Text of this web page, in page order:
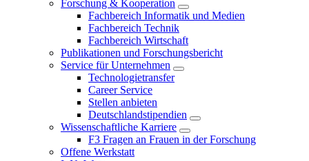
Forschung & Kooperation
Fachbereich Informatik und Medien
Fachbereich Technik
Fachbereich Wirtschaft
Publikationen und Forschungsbericht
Service für Unternehmen
Technologietransfer
Career Service
Stellen anbieten
Deutschlandstipendien
Wissenschaftliche Karriere
F3 Fragen an Frauen in der Forschung
Offene Werkstatt